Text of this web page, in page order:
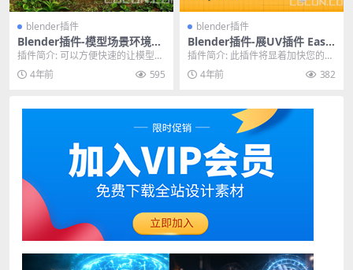
blender插件
Blender插件-模型场景环境融
合混合插件 Blendit v1.5 Add
-on
插件简介: 可以方便快速的让模型之
间更好的融合到一起，让场景看起
来衔接不会很突兀...
4年前 595
blender插件
Blender插件-展UV插件 Ease
am V0.0.5–An Easy And Qui
ck Way To Marking Seam
插件简介: 此插件将显着加快您的展
开工作流程，尤其是在标记接缝
处。Easeam可...
4年前 382